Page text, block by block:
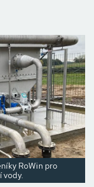
RoWin pro
vody.